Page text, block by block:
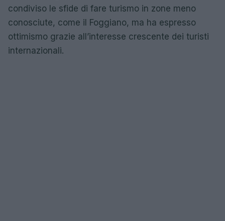
condiviso le sfide di fare turismo in zone meno
conosciute, come il Foggiano, ma ha espresso
ottimismo grazie all’interesse crescente dei turisti
internazionali.